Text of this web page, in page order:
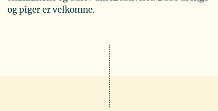
og piger er velkomne.